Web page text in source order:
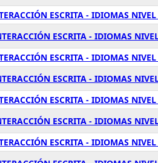
ESCRITA - IDIOMAS
ESCRITA - IDIOMAS
ESCRITA - IDIOMAS
ESCRITA - IDIOMAS
ESCRITA - IDIOMAS
ESCRITA - IDIOMAS
ESCRITA - IDIOMAS